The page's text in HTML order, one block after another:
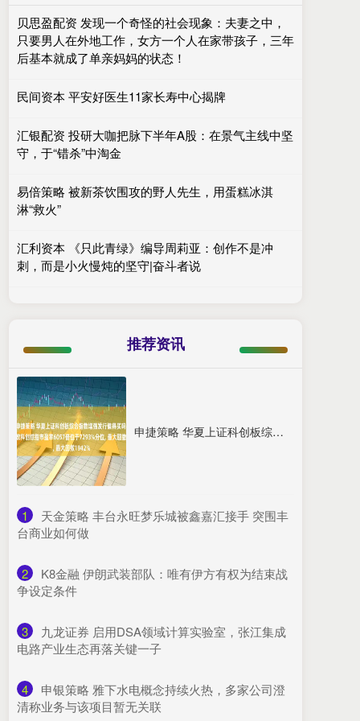
贝思盈配资 发现一个奇怪的社会现象：夫妻之中，
只要男人在外地工作，女方一个人在家带孩子，三年
后基本就成了单亲妈妈的状态！
民间资本 平安好医生11家长寿中心揭牌
汇银配资 投研大咖把脉下半年A股：在景气主线中坚
守，于“错杀”中淘金
易倍策略 被新茶饮围攻的野人先生，用蛋糕冰淇
淋“救火”
汇利资本 《只此青绿》编导周莉亚：创作不是冲
刺，而是小火慢炖的坚守|奋斗者说
推荐资讯
申捷策略 华夏上证科创板综合指数增强发行值得买吗 跟踪指数科创综指市盈率6057倍位于7293%分位, 最大回撤1942%
1
​天金策略 丰台永旺梦乐城被鑫嘉汇接手 突围丰
台商业如何做
2
​K8金融 伊朗武装部队：唯有伊方有权为结束战
争设定条件
3
​九龙证券 启用DSA领域计算实验室，张江集成
电路产业生态再落关键一子
4
​申银策略 雅下水电概念持续火热，多家公司澄
清称业务与该项目暂无关联